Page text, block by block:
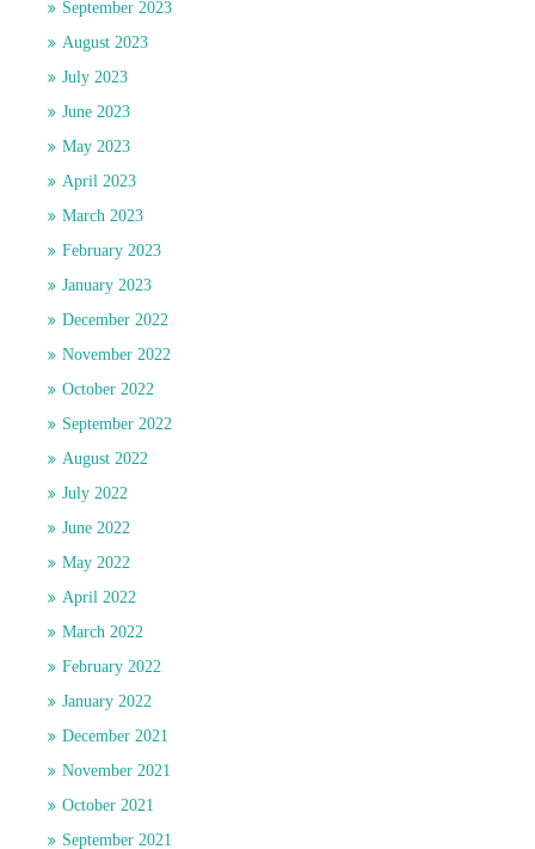
September 2023
August 2023
July 2023
June 2023
May 2023
April 2023
March 2023
February 2023
January 2023
December 2022
November 2022
October 2022
September 2022
August 2022
July 2022
June 2022
May 2022
April 2022
March 2022
February 2022
January 2022
December 2021
November 2021
October 2021
September 2021